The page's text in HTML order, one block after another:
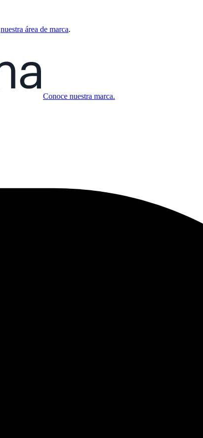
nuestra área de marca.
Conoce nuestra marca.